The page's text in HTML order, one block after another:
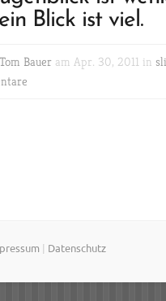
ein Blick ist viel.
Tom Bauer am Apr. 30, 2011 in
| Datenschutz